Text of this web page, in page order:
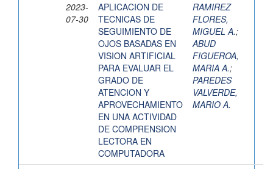
2023-
07-30
APLICACION DE
TECNICAS DE
SEGUIMIENTO DE
OJOS BASADAS EN
VISION ARTIFICIAL
PARA EVALUAR EL
GRADO DE
ATENCION Y
APROVECHAMIENTO
EN UNA ACTIVIDAD
DE COMPRENSION
LECTORA EN
COMPUTADORA
RAMIREZ
FLORES,
MIGUEL A.;
ABUD
FIGUEROA,
MARIA A.;
PAREDES
VALVERDE,
MARIO A.